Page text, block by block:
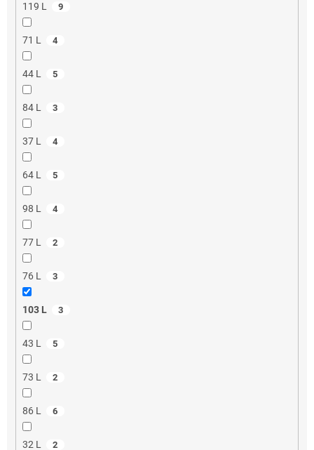
119 L 9
71 L 4
44 L 5
84 L 3
37 L 4
64 L 5
98 L 4
77 L 2
76 L 3
103 L 3
43 L 5
73 L 2
86 L 6
32 L 2